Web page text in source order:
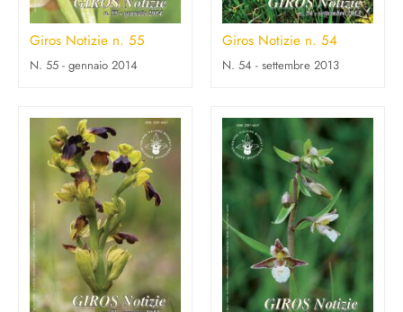
Giros Notizie n. 55
N. 55 - gennaio 2014
Giros Notizie n. 54
N. 54 - settembre 2013